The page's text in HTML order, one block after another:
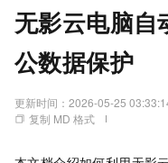
无影云电脑自
公数据保护
更新时间： 2026-05-25
复制 MD 格式